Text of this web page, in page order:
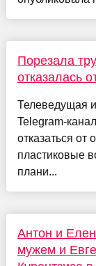
Порезала
отказалась
Телеведущая
Telegram-
отказаться от
пластиковые
плани...
Антон и
мужем и